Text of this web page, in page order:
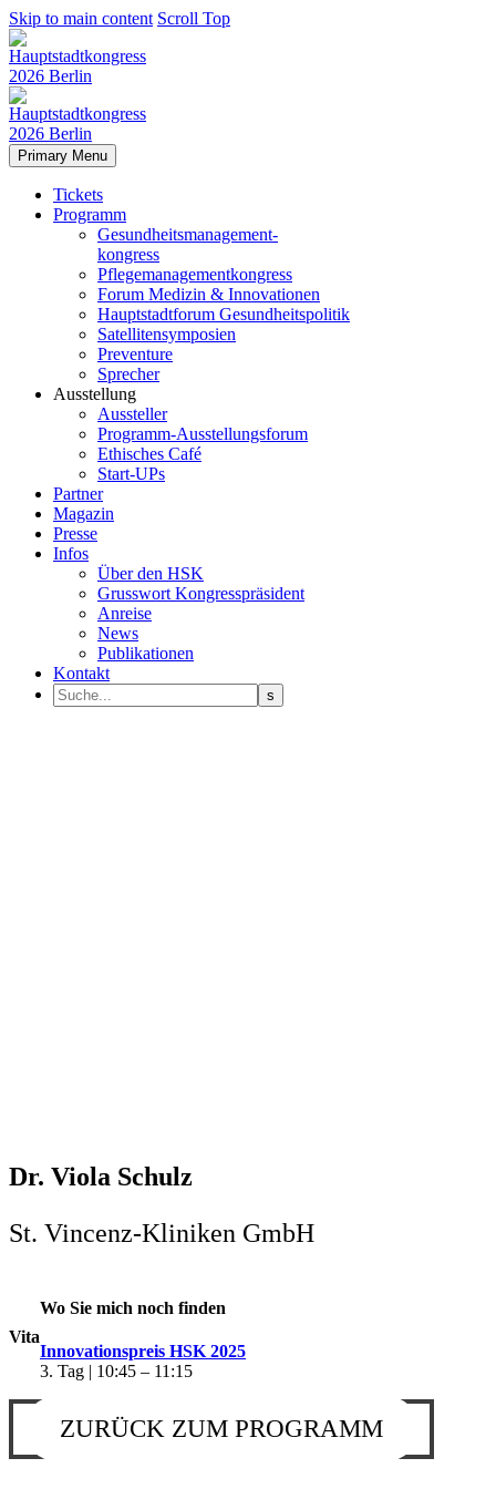
Skip to main content Scroll Top
Primary Menu
Tickets
Programm
Gesundheitsmanagement-
kongress
Pflegemanagementkongress
Forum Medizin & Innovationen
Hauptstadtforum Gesundheitspolitik
Satellitensymposien
Preventure
Sprecher
Ausstellung
Aussteller
Programm-Ausstellungsforum
Ethisches Café
Start-UPs
Partner
Magazin
Presse
Infos
Über den HSK
Grusswort Kongresspräsident
Anreise
News
Publikationen
Kontakt
Dr. Viola Schulz
St. Vincenz-Kliniken GmbH
Vita
Wo Sie mich noch finden
Innovationspreis HSK 2025
3. Tag | 10:45 – 11:15
ZURÜCK ZUM PROGRAMM